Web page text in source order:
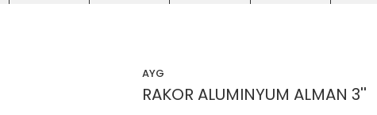
AYG
RAKOR ALUMINYUM ALMAN 3''